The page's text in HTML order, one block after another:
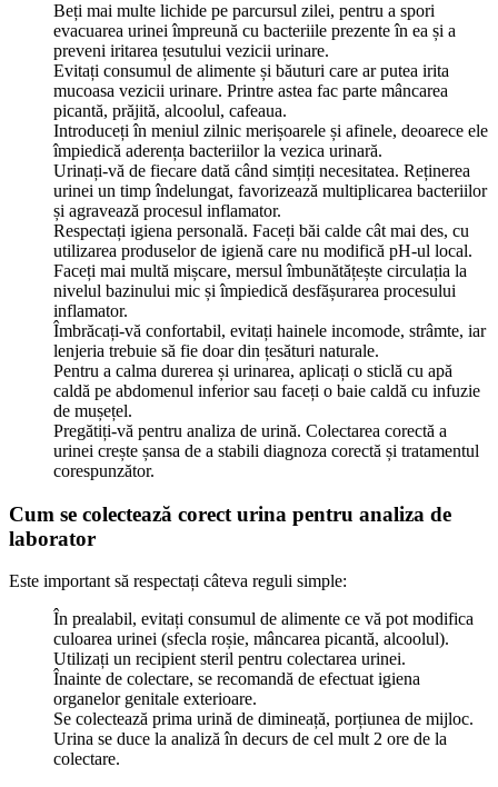
Beți mai multe lichide pe parcursul zilei, pentru a spori
evacuarea urinei împreună cu bacteriile prezente în ea și a
preveni iritarea țesutului vezicii urinare.
Evitați consumul de alimente și băuturi care ar putea irita
mucoasa vezicii urinare. Printre astea fac parte mâncarea
picantă, prăjită, alcoolul, cafeaua.
Introduceți în meniul zilnic merișoarele și afinele, deoarece ele
împiedică aderența bacteriilor la vezica urinară.
Urinați-vă de fiecare dată când simțiți necesitatea. Reținerea
urinei un timp îndelungat, favorizează multiplicarea bacteriilor
și agravează procesul inflamator.
Respectați igiena personală. Faceți băi calde cât mai des, cu
utilizarea produselor de igienă care nu modifică pH-ul local.
Faceți mai multă mișcare, mersul îmbunătățește circulația la
nivelul bazinului mic și împiedică desfășurarea procesului
inflamator.
Îmbrăcați-vă confortabil, evitați hainele incomode, strâmte, iar
lenjeria trebuie să fie doar din țesături naturale.
Pentru a calma durerea și urinarea, aplicați o sticlă cu apă
caldă pe abdomenul inferior sau faceți o baie caldă cu infuzie
de mușețel.
Pregătiți-vă pentru analiza de urină. Colectarea corectă a
urinei crește șansa de a stabili diagnoza corectă și tratamentul
corespunzător.
Cum se colectează corect urina pentru analiza de
laborator
Este important să respectați câteva reguli simple:
În prealabil, evitați consumul de alimente ce vă pot modifica
culoarea urinei (sfecla roșie, mâncarea picantă, alcoolul).
Utilizați un recipient steril pentru colectarea urinei.
Înainte de colectare, se recomandă de efectuat igiena
organelor genitale exterioare.
Se colectează prima urină de dimineață, porțiunea de mijloc.
Urina se duce la analiză în decurs de cel mult 2 ore de la
colectare.